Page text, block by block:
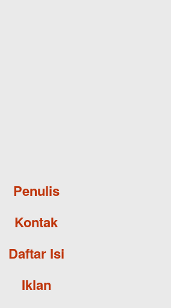
Penulis
Kontak
Daftar Isi
Iklan